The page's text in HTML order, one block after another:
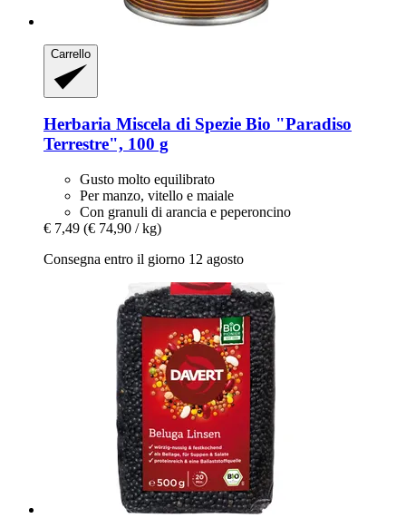
Carrello
Herbaria Miscela di Spezie Bio "Paradiso
Terrestre", 100 g
Gusto molto equilibrato
Per manzo, vitello e maiale
Con granuli di arancia e peperoncino
€ 7,49 (€ 74,90 / kg)
Consegna entro il giorno 12 agosto